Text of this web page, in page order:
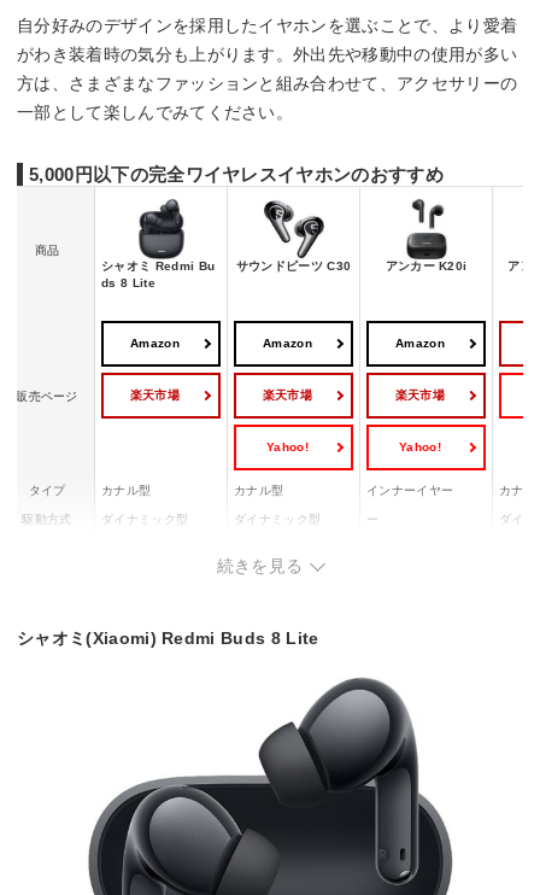
自分好みのデザインを採用したイヤホンを選ぶことで、より愛着
がわき装着時の気分も上がります。外出先や移動中の使用が多い
方は、さまざまなファッションと組み合わせて、アクセサリーの
一部として楽しんでみてください。
5,000円以下の完全ワイヤレスイヤホンのおすすめ
商品
シャオミ Redmi Bu
ds 8 Lite
サウンドピーツ C30 アンカー K20i アン
販売ページ
Amazon
楽天市場
Amazon
楽天市場
Yahoo!
Amazon
楽天市場
Yahoo!
タイプ カナル型 カナル型 インナーイヤー カナル
駆動方式 ダイナミック型 ダイナミック型 ー ダイ
Ver.6.0
イヤホン：約1時間
充電ケース：約2時
イヤホン：約1時間
充電ケース：約3時
続きを見る
シャオミ(Xiaomi) Redmi Buds 8 Lite